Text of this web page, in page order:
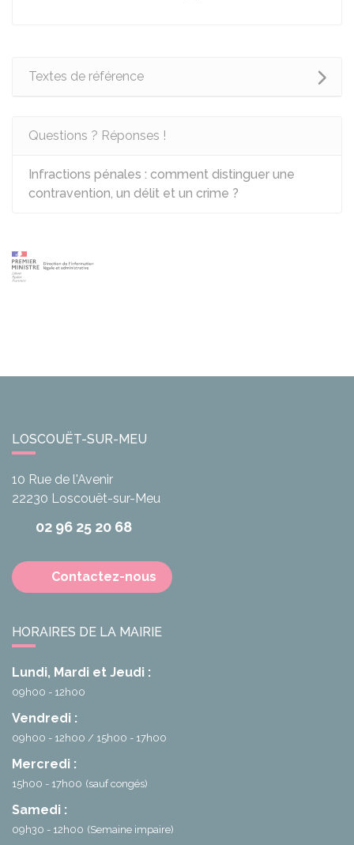
Textes de référence
Questions ? Réponses !
Infractions pénales : comment distinguer une
contravention, un délit et un crime ?
LOSCOUËT-SUR-MEU
10 Rue de l'Avenir
22230 Loscouët-sur-Meu
02 96 25 20 68
Contactez-nous
HORAIRES DE LA MAIRIE
Lundi, Mardi et Jeudi :
09h00 - 12h00
Vendredi :
09h00 - 12h00 15h00 - 17h00
Mercredi :
15h00 - 17h00 (sauf congés)
Samedi :
09h30 - 12h00 (Semaine impaire)